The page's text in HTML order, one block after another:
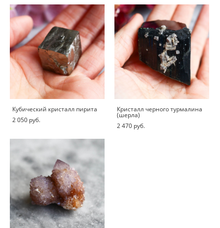
Кубический кристалл пирита
2 050 pуб.
Кристалл черного турмалина
(шерла)
2 470 pуб.